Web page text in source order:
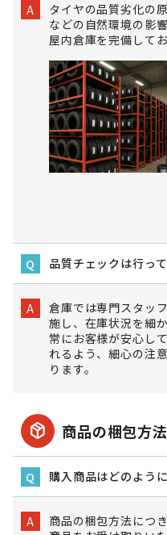
A
タイヤの品質劣化の
などの自然環境の影
屋内倉庫を完備してお
Q 品質チェックは行っ
A
倉庫では専門スタッ
施し、在庫状況を細
常にお客様が安心し
れるよう、細心の注
ります。
package_2 商品の梱包方
Q 購入商品はどのよう
A
商品の梱包方法につ